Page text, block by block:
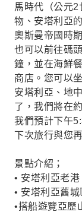
馬時代（公元
物、安塔利亞
奧斯曼帝國時
也可以前往碼
鐘，並在海鮮
商店。您可以
安塔利亞、地
了，我們將在
我們預計下午
下次旅行與您
景點介紹；
• 安塔利亞老港
• 安塔利亞舊城
•搭船遊覽亞歷